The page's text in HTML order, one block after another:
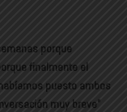
porque
finalmente el
puesto ambos
muy breve”